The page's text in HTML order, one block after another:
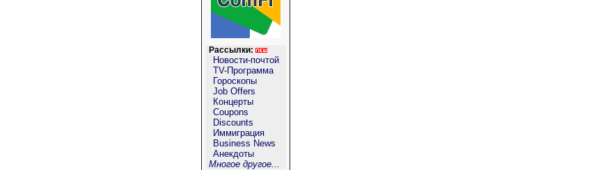
Рассылки:
Новости-почтой
TV-Программа
Гороскопы
Job Offers
Концерты
Coupons
Discounts
Иммиграция
Business News
Анекдоты
Многое другое...